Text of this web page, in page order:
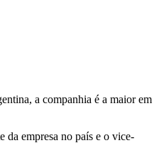
a companhia é a maior em
da empresa no país e o vice-